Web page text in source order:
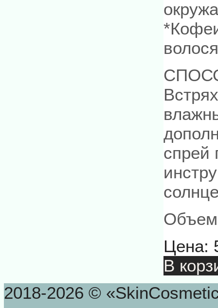
спрей
Цена:
В
2018-2026 ©